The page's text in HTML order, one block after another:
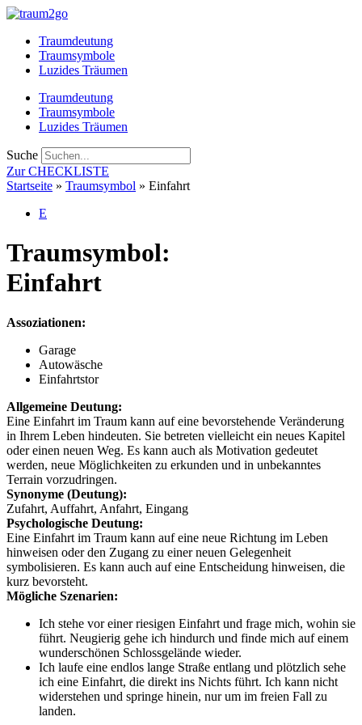
Zum
springenTraumdeutung
Traumsymbole
Luzides Träumen
Traumdeutung
Traumsymbole
Luzides Träumen
Suche
Zur CHECKLISTE
Startseite » Traumsymbol » Einfahrt
E
Traumsymbol:
Einfahrt
Assoziationen:
Garage
Autowäsche
Einfahrtstor
Allgemeine Deutung:
Eine Einfahrt im Traum kann auf eine bevorstehende Veränderung
in Ihrem Leben hindeuten. Sie betreten vielleicht ein neues Kapitel
oder einen neuen Weg. Es kann auch als Motivation gedeutet
werden, neue Möglichkeiten zu erkunden und in unbekanntes
Terrain vorzudringen.
Synonyme (Deutung):
Zufahrt, Auffahrt, Anfahrt, Eingang
Psychologische Deutung:
Eine Einfahrt im Traum kann auf eine neue Richtung im Leben
hinweisen oder den Zugang zu einer neuen Gelegenheit
symbolisieren. Es kann auch auf eine Entscheidung hinweisen, die
kurz bevorsteht.
Mögliche Szenarien:
Ich stehe vor einer riesigen Einfahrt und frage mich, wohin sie
führt. Neugierig gehe ich hindurch und finde mich auf einem
wunderschönen Schlossgelände wieder.
Ich laufe eine endlos lange Straße entlang und plötzlich sehe
ich eine Einfahrt, die direkt ins Nichts führt. Ich kann nicht
widerstehen und springe hinein, nur um im freien Fall zu
landen.